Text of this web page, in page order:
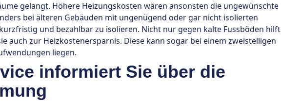
gelangt. Höhere Heizungskosten wären ansonsten die ungewünschte
bei älteren Gebäuden mit ungenügend oder gar nicht isolierten
und bezahlbar zu isolieren. Nicht nur gegen kalte Fussböden hilft
auch zur Heizkostenersparnis. Diese kann sogar bei einem zweistelligen
liegen.
informiert Sie über die